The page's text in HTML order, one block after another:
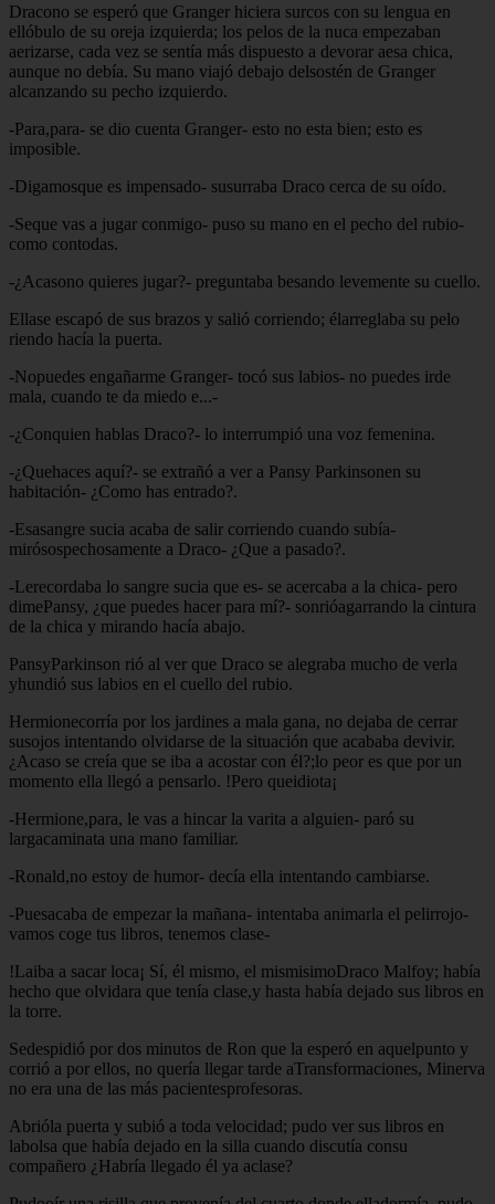
Dracono se esperó que Granger hiciera surcos con su lengua en
ellóbulo de su oreja izquierda; los pelos de la nuca empezaban
aerizarse, cada vez se sentía más dispuesto a devorar aesa chica,
aunque no debía. Su mano viajó debajo delsostén de Granger
alcanzando su pecho izquierdo.
-Para,para- se dio cuenta Granger- esto no esta bien; esto es
imposible.
-Digamosque es impensado- susurraba Draco cerca de su oído.
-Seque vas a jugar conmigo- puso su mano en el pecho del rubio-
como contodas.
-¿Acasono quieres jugar?- preguntaba besando levemente su cuello.
Ellase escapó de sus brazos y salió corriendo; élarreglaba su pelo
riendo hacía la puerta.
-Nopuedes engañarme Granger- tocó sus labios- no puedes irde
mala, cuando te da miedo e...-
-¿Conquien hablas Draco?- lo interrumpió una voz femenina.
-¿Quehaces aquí?- se extrañó a ver a Pansy Parkinsonen su
habitación- ¿Como has entrado?.
-Esasangre sucia acaba de salir corriendo cuando subía-
mirósospechosamente a Draco- ¿Que a pasado?.
-Lerecordaba lo sangre sucia que es- se acercaba a la chica- pero
dimePansy, ¿que puedes hacer para mí?- sonrióagarrando la cintura
de la chica y mirando hacía abajo.
PansyParkinson rió al ver que Draco se alegraba mucho de verla
yhundió sus labios en el cuello del rubio.
Hermionecorría por los jardines a mala gana, no dejaba de cerrar
susojos intentando olvidarse de la situación que acababa devivir.
¿Acaso se creía que se iba a acostar con él?;lo peor es que por un
momento ella llegó a pensarlo. !Pero queidiota¡
-Hermione,para, le vas a hincar la varita a alguien- paró su
largacaminata una mano familiar.
-Ronald,no estoy de humor- decía ella intentando cambiarse.
-Puesacaba de empezar la mañana- intentaba animarla el pelirrojo-
vamos coge tus libros, tenemos clase-
!Laiba a sacar loca¡ Sí, él mismo, el mismisimoDraco Malfoy; había
hecho que olvidara que tenía clase,y hasta había dejado sus libros en
la torre.
Sedespidió por dos minutos de Ron que la esperó en aquelpunto y
corrió a por ellos, no quería llegar tarde aTransformaciones, Minerva
no era una de las más pacientesprofesoras.
Abrióla puerta y subió a toda velocidad; pudo ver sus libros en
labolsa que había dejado en la silla cuando discutía consu
compañero ¿Habría llegado él ya aclase?